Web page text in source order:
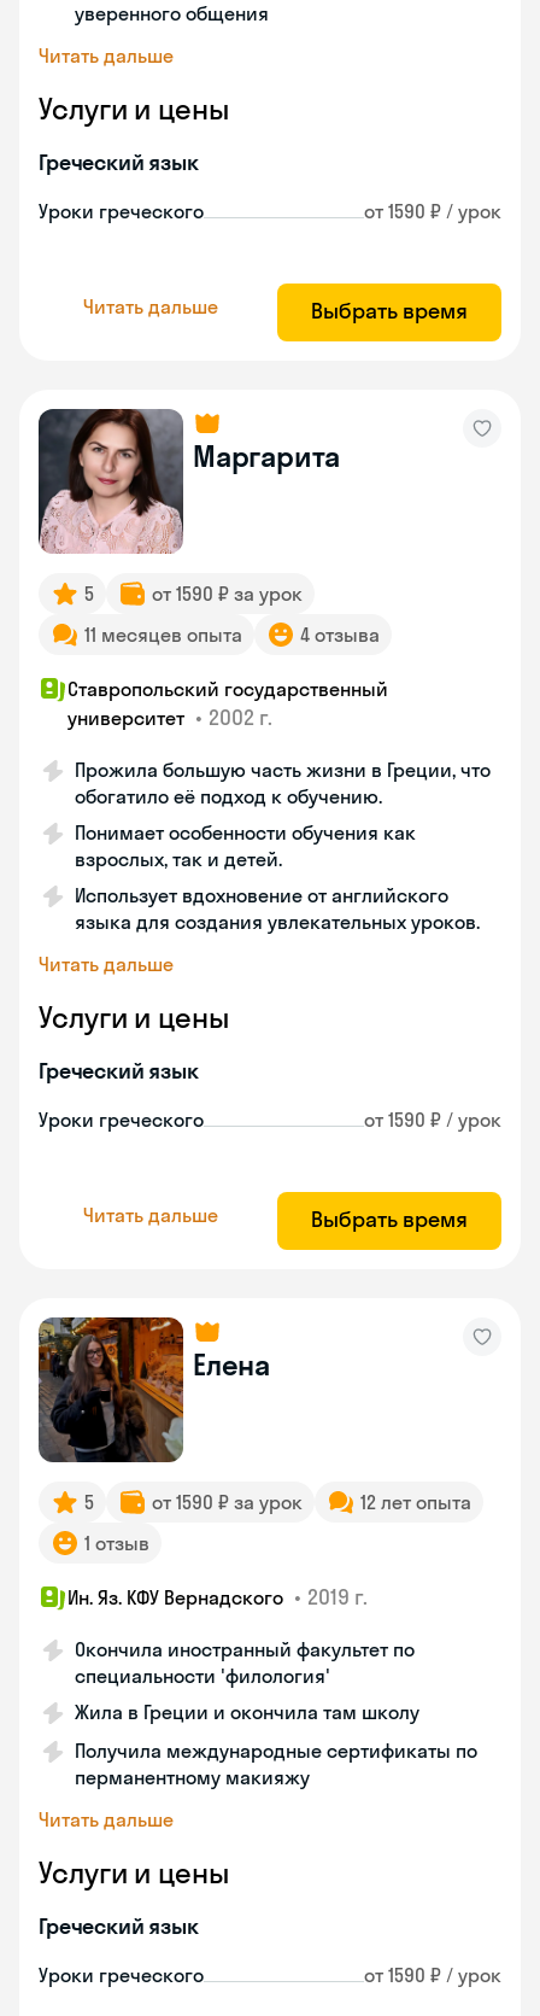
уверенного общения
Читать дальше
Услуги и цены
Греческий язык
Уроки греческого от 1590 ₽ / урок
Читать дальше Выбрать время
Маргарита
5
от 1590 ₽ за урок
11 месяцев опыта
4 отзыва
Ставропольский государственный
университет • 2002 г.
Прожила большую часть жизни в Греции, что
обогатило её подход к обучению.
Понимает особенности обучения как
взрослых, так и детей.
Использует вдохновение от английского
языка для создания увлекательных уроков.
Читать дальше
Услуги и цены
Греческий язык
Уроки греческого от 1590 ₽ / урок
Читать дальше Выбрать время
Елена
5 от 1590 ₽ за урок
12 лет опыта
1 отзыв
Ин. Яз. КФУ Вернадского • 2019 г.
Окончила иностранный факультет по
специальности 'филология'
Жила в Греции и окончила там школу
Получила международные сертификаты по
перманентному макияжу
Читать дальше
Услуги и цены
Греческий язык
Уроки греческого от 1590 ₽ / урок